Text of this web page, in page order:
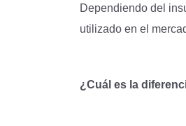
Dependiendo del
utilizado en el
¿Cuál es la